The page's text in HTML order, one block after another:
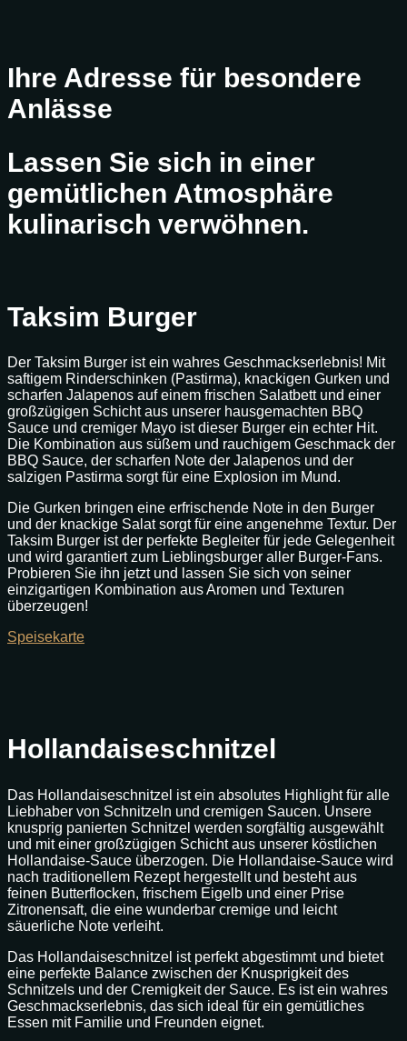
Ihre Adresse für besondere
Anlässe
Lassen Sie sich in einer
gemütlichen Atmosphäre
kulinarisch verwöhnen.
Taksim Burger
Der Taksim Burger ist ein wahres Geschmackserlebnis! Mit
saftigem Rinderschinken (Pastirma), knackigen Gurken und
scharfen Jalapenos auf einem frischen Salatbett und einer
großzügigen Schicht aus unserer hausgemachten BBQ
Sauce und cremiger Mayo ist dieser Burger ein echter Hit.
Die Kombination aus süßem und rauchigem Geschmack der
BBQ Sauce, der scharfen Note der Jalapenos und der
salzigen Pastirma sorgt für eine Explosion im Mund.
Die Gurken bringen eine erfrischende Note in den Burger
und der knackige Salat sorgt für eine angenehme Textur. Der
Taksim Burger ist der perfekte Begleiter für jede Gelegenheit
und wird garantiert zum Lieblingsburger aller Burger-Fans.
Probieren Sie ihn jetzt und lassen Sie sich von seiner
einzigartigen Kombination aus Aromen und Texturen
überzeugen!
Speisekarte
Hollandaiseschnitzel
Das Hollandaiseschnitzel ist ein absolutes Highlight für alle
Liebhaber von Schnitzeln und cremigen Saucen. Unsere
knusprig panierten Schnitzel werden sorgfältig ausgewählt
und mit einer großzügigen Schicht aus unserer köstlichen
Hollandaise-Sauce überzogen. Die Hollandaise-Sauce wird
nach traditionellem Rezept hergestellt und besteht aus
feinen Butterflocken, frischem Eigelb und einer Prise
Zitronensaft, die eine wunderbar cremige und leicht
säuerliche Note verleiht.
Das Hollandaiseschnitzel ist perfekt abgestimmt und bietet
eine perfekte Balance zwischen der Knusprigkeit des
Schnitzels und der Cremigkeit der Sauce. Es ist ein wahres
Geschmackserlebnis, das sich ideal für ein gemütliches
Essen mit Familie und Freunden eignet.